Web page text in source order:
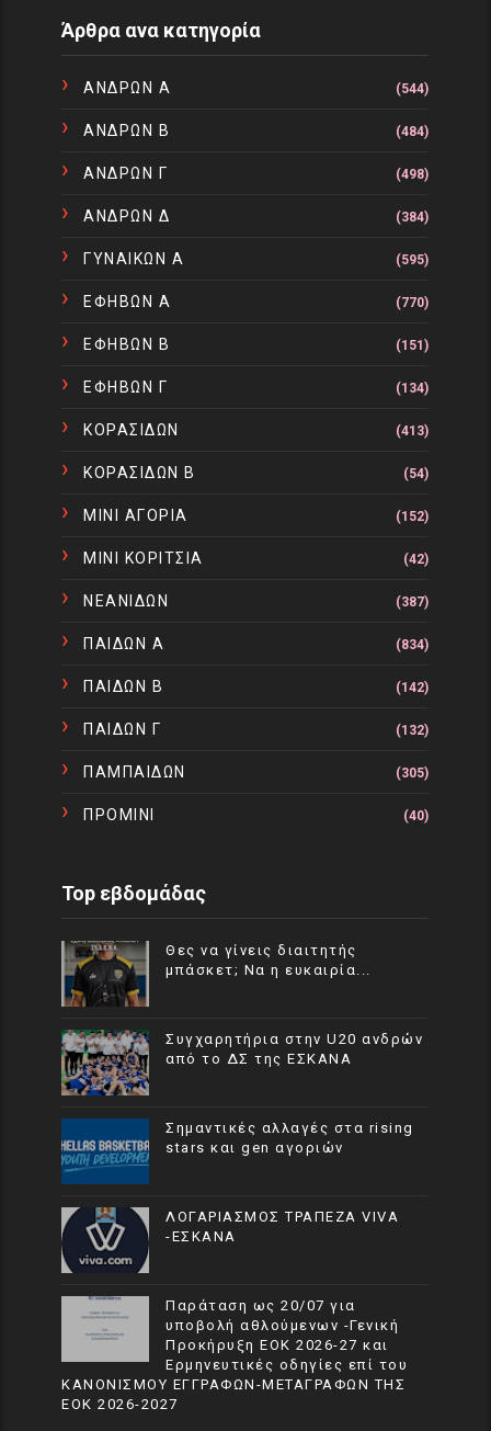
Άρθρα ανα κατηγορία
ΑΝΔΡΩΝ Α (544)
ΑΝΔΡΩΝ Β (484)
ΑΝΔΡΩΝ Γ (498)
ΑΝΔΡΩΝ Δ (384)
ΓΥΝΑΙΚΩΝ Α (595)
ΕΦΗΒΩΝ Α (770)
ΕΦΗΒΩΝ Β (151)
ΕΦΗΒΩΝ Γ (134)
ΚΟΡΑΣΙΔΩΝ (413)
ΚΟΡΑΣΙΔΩΝ Β (54)
ΜΙΝΙ ΑΓΟΡΙΑ (152)
ΜΙΝΙ ΚΟΡΙΤΣΙΑ (42)
ΝΕΑΝΙΔΩΝ (387)
ΠΑΙΔΩΝ Α (834)
ΠΑΙΔΩΝ Β (142)
ΠΑΙΔΩΝ Γ (132)
ΠΑΜΠΑΙΔΩΝ (305)
ΠΡΟΜΙΝΙ (40)
Top εβδομάδας
Θες να γίνεις διαιτητής
μπάσκετ; Να η ευκαιρία...
Συγχαρητήρια στην U20 ανδρών
από το ΔΣ της ΕΣΚΑΝΑ
Σημαντικές αλλαγές στα rising
stars και gen αγοριών
ΛΟΓΑΡΙΑΣΜΟΣ ΤΡΑΠΕΖΑ VIVA
-ΕΣΚΑΝΑ
Παράταση ως 20/07 για
υποβολή αθλούμενων -Γενική
Προκήρυξη ΕΟΚ 2026-27 και
Ερμηνευτικές οδηγίες επί του
ΚΑΝΟΝΙΣΜΟΥ ΕΓΓΡΑΦΩΝ-ΜΕΤΑΓΡΑΦΩΝ ΤΗΣ
ΕΟΚ 2026-2027